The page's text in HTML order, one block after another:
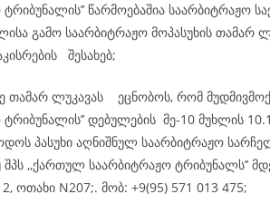
წარმოებაშია საარბიტრაჟო
გამო საარბიტრაჟო მოპასუხის თამარ
შესახებ;
თამარ ლუკავას ეცნობოს, რომ
დებულების მე-10 მუხლის
პასუხი აღნიშნულ საარბიტრაჟო
,,ქართულ საარბიტრაჟო ტრიბუნალს’’
ოთახი N207;. მობ: +9(95) 571 013 475;